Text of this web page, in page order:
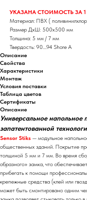
УКАЗАНА СТОИМОСТЬ ЗА 1
Материал: ПВХ (
Размер ДхШ: 500х500 мм
Толщина: 5 мм / 7 мм
Твердость: 90....94 Shore A
Описание
Свойства
Характеристики
Монтаж
Условия поставки
Таблица цветов
Сертификаты
Описание
Универсальное
запатентованной
Sensor Stiks — модульное
общественных зданий. Покрытие
толщиной 5 мм и 7 мм. Во время
образного» замка, что
прибегать к помощи
крепежные средства (клей или
может быть смонтировано одним